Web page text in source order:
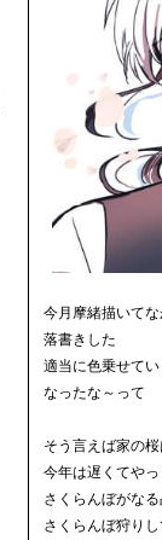
今月摩緒描いて
落書きした
適当に色乗せて
なったな～って
そう言えば家の
今年は遅くてや
さくらんぼがな
さくらんぼ狩り